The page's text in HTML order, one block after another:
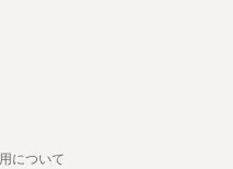
について